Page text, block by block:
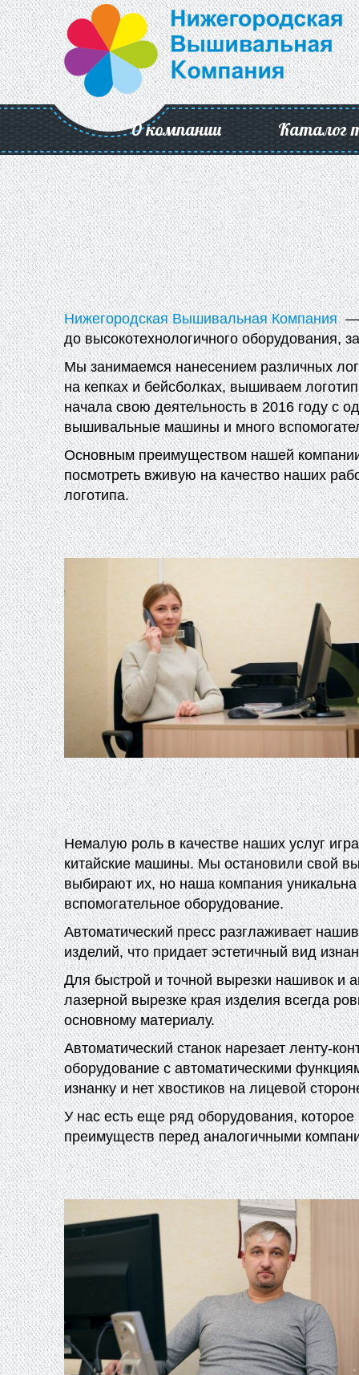
О компании Каталог
Нижегородская Вышивальная Компания—
до высокотехнологичного оборудования,
Мы занимаемся нанесением различных
на кепках и бейсболках, вышиваем
начала свою деятельность в 2016 году с
вышивальные машины и много
Основным преимуществом нашей компании
посмотреть вживую на качество наших
логотипа.
Немалую роль в качестве наших услуг
китайские машины. Мы остановили свой
выбирают их, но наша компания
вспомогательное оборудование.
Автоматический пресс разглаживает
изделий, что придает эстетичный вид
Для быстрой и точной вырезки нашивок
лазерной вырезке края изделия всегда
основному материалу.
Автоматический станок нарезает ленту-
оборудование с автоматическими
изнанку и нет хвостиков на лицевой
У нас есть еще ряд оборудования,
преимуществ перед аналогичными